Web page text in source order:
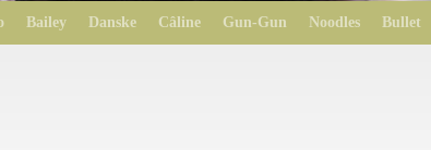
Bailey Danske Câline Gun-Gun Noodles Bullet